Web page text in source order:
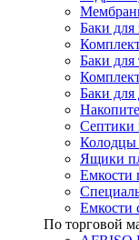
Баки для
Баки для
Баки для
Септики
Колодцы
Ящики
Емкости
Емкости
По торговой